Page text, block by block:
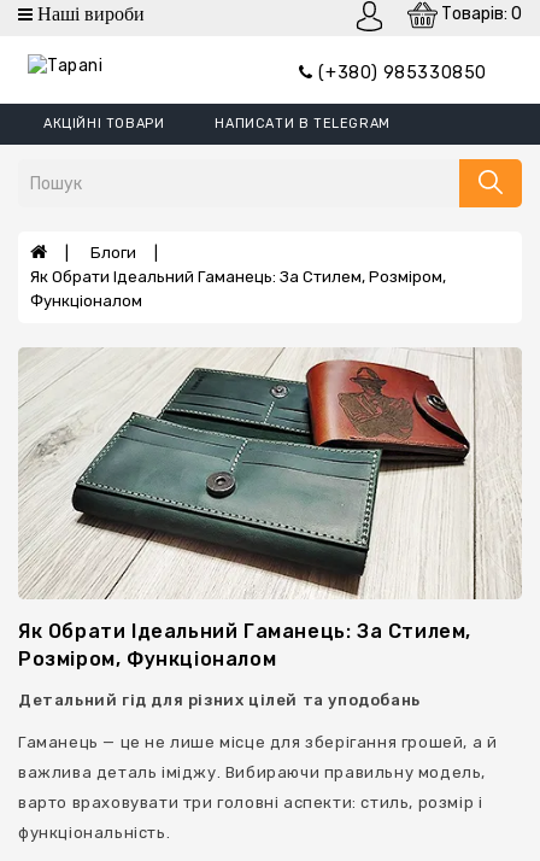
(+380) 985330850
Товарів: 0
Категорії
Гаманці
Гаманці
Затискач
Обкладинки
XL
Борсетки
Ремені
Сумки
Шеврони
Ключниці
АКЦІЙНІ ТОВАРИ НАПИСАТИ В TELEGRAM
Блоги
Як Обрати Ідеальний Гаманець: За Стилем, Розміром,
Функціоналом
Як Обрати Ідеальний Гаманець: За Стилем,
Розміром, Функціоналом
Детальний гід для різних цілей та уподобань
Гаманець — це не лише місце для зберігання грошей, а й
важлива деталь іміджу. Вибираючи правильну модель,
варто враховувати три головні аспекти: стиль, розмір і
функціональність.